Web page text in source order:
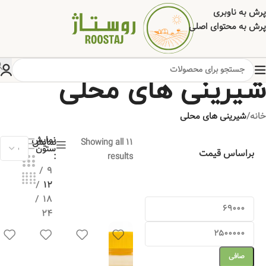
پرش به ناوبری
پرش به محتوای اصلی
شیرینی های محلی
خانه/شیرینی های محلی
براساس قیمت
صافی
Showing all 11
results
نمایش
ستون
نمایش
9
12
18
24